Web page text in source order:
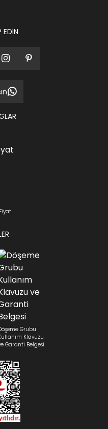
EDİN
Grubu
Klavuzu
Garanti Belgesi